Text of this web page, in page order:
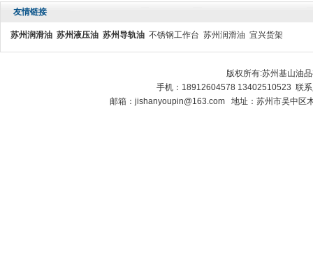
友情链接
苏州润滑油 苏州液压油 苏州导轨油 不锈钢工作台 苏州润滑油 宜兴货架
版权所有:苏州基山油
手机：18912604578 13402510523 联
邮箱：jishanyoupin@163.com 地址：苏州市吴中区